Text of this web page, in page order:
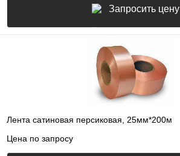
Запросить цену
Лента сатиновая персиковая, 25мм*200м
Цена по запросу